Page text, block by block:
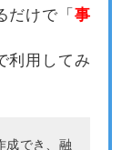
だけで「 事
利用してみ
成でき、融